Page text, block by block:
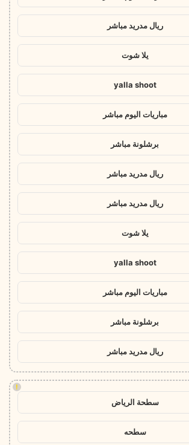
ريال مدريد مباشر
يلا شوت
yalla shoot
مباريات اليوم مباشر
برشلونة مباشر
ريال مدريد مباشر
ريال مدريد مباشر
يلا شوت
yalla shoot
مباريات اليوم مباشر
برشلونة مباشر
ريال مدريد مباشر
!
سطحة الرياض
سطحه